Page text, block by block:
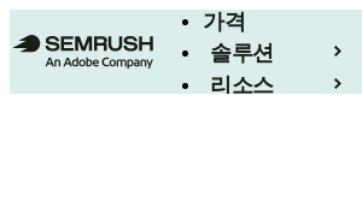
가격
솔루션
리소스